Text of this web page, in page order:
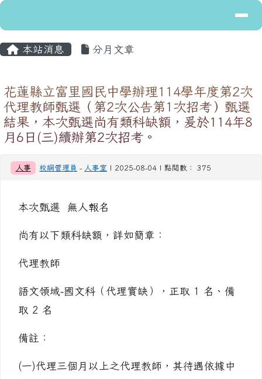
跳至主內容區
花蓮縣立富里國民中學
導覽列
本站消息 分月文章
花蓮縣立富里國民中學辦理114學年度第2次
代理教師甄選（第2次公告第1次招考）甄選
結果，本次甄選尚有類科缺額，爰於114年8
月6日(三)續辦第2次招考。
人事 校網管理員 - 人事室 | 2025-08-04 | 點閱數： 375
本次甄選 無人報名
尚有以下類科缺額，詳如簡章：
代理教師
語文領域-國文科（代理實缺），正取 1 名、備
取 2 名
備註：
(一)代理三個月以上之代理教師，其待遇依據中